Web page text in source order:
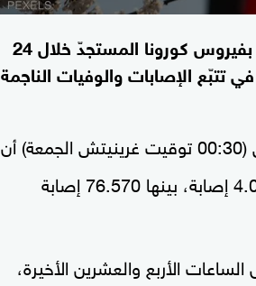
سجّلت الولايات المتّحدة، الخميس، أكثر من 76 ألف إصابة جديدة بفيروس كورونا المستجدّ خلال 24
تتبّع الإصابات والوفيات الناجمة
لغاية الساعة 20:30 من مساء الخميس (00:30 توقيت غرينيتش الجمعة) أن
إجمالي الإصابات بالفيروس في الولايات المتحدة ارتفع إلى 4.032.430 إصابة، بينها 76.570 إصابة
الساعات الأربع والعشرين الأخيرة،